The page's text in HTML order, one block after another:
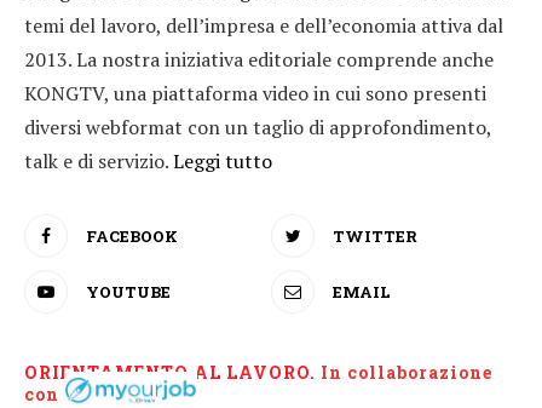
temi del lavoro, dell’impresa e dell’economia attiva dal
2013. La nostra iniziativa editoriale comprende anche
KONGTV, una piattaforma video in cui sono presenti
diversi webformat con un taglio di approfondimento,
talk e di servizio.Leggi tutto
FACEBOOK TWITTER
YOUTUBE EMAIL
ORIENTAMENTO AL LAVORO. In collaborazione
con